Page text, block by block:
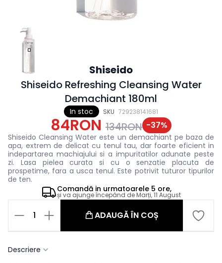
In stoc SKU 729238141681
Shiseido
Shiseido Refreshing Cleansing Water
Demachiant 180ml
84RON 134RON -37%
Shiseido Cleansing Water este un demachiant pe baza de
apa, extrem de delicat cu tenul tau, dar foarte eficient in
indepartarea machiajului si a impuritatilor adunate peste
zi. Lasa pielea curata si cu o senzatie placuta de
prospetime, fara a usca tenul. Este potrivit tuturor tipurilor
de ten.
Comandă in urmatoarele 5 ore,
și va ajunge începând deMarți, 11 August
1 ADAUGĂ ÎN COȘ
Descriere